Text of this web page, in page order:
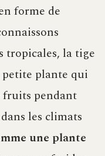
forme de
tropicales, la tige
plante qui
pendant
les climats
une plante